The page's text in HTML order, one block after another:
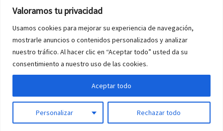
Valoramos tu privacidad
Usamos cookies para mejorar su experiencia de navegación,
mostrarle anuncios o contenidos personalizados y analizar
nuestro tráfico. Al hacer clic en “Aceptar todo” usted da su
consentimiento a nuestro uso de las cookies.
Personalizar Rechazar todo
Aceptar todo
© Copyright 2023 -MARPAS HILLS SLU. Mobile:
97Email:info@marpashills.com| Powered byThe Good Place